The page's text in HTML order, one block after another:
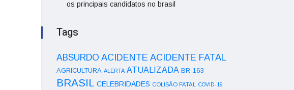
os principais candidatos no brasil
Tags
ABSURDO ACIDENTE ACIDENTE FATAL
AGRICULTURA ALERTA ATUALIZADA BR-163
BRASIL CELEBRIDADES COLISÃO FATAL COVID-19